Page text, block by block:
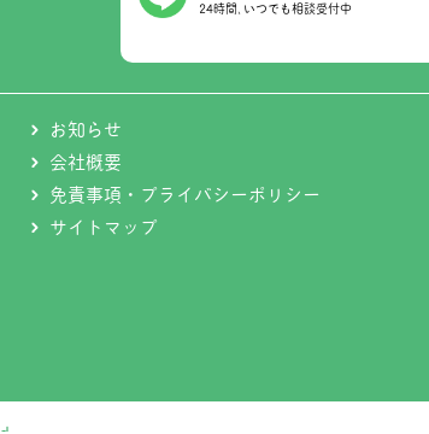
24時間､いつでも相談受付中
お知らせ
会社概要
免責事項・プライバシーポリシー
サイトマップ